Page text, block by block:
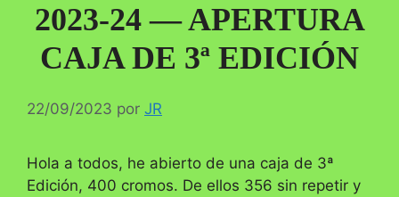
2023-24 — APERTURA
CAJA DE 3ª EDICIÓN
22/09/2023 por JR
Hola a todos, he abierto de una caja de 3ª
Edición, 400 cromos. De ellos 356 sin repetir y